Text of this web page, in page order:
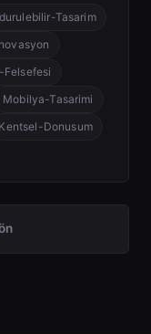
Tasarim
Felsefesi
Mobilya-Tasarimi
Kentsel-Donusum